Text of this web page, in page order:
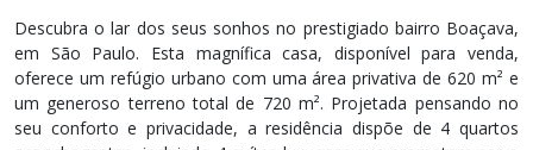
Descubra o lar dos seus sonhos no prestigiado bairro Boaçava,
em São Paulo. Esta magnífica casa, disponível para venda,
oferece um refúgio urbano com uma área privativa de 620 m² e
um generoso terreno total de 720 m². Projetada pensando no
seu conforto e privacidade, a residência dispõe de 4 quartos